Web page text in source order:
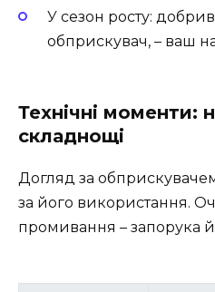
У сезон росту:
обприскувач, – ваш
Технічні моменти:
складнощі
Догляд за
за його використання.
промивання – запорука